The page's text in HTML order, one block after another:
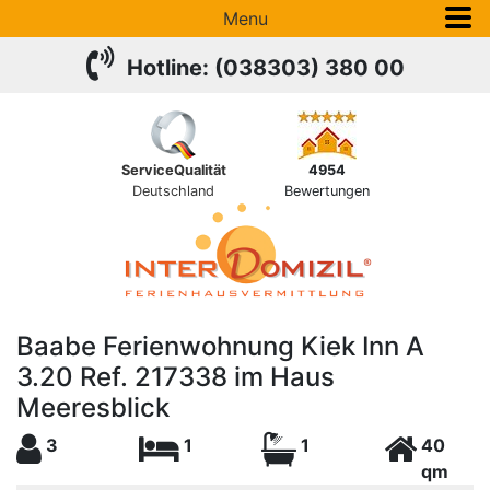
Menu
ServiceQualität
Deutschland
4954
Bewertungen
Hotline: (038303) 380 00
Baabe Ferienwohnung Kiek Inn A
3.20 Ref. 217338 im Haus
Meeresblick
3 1 1
40
qm